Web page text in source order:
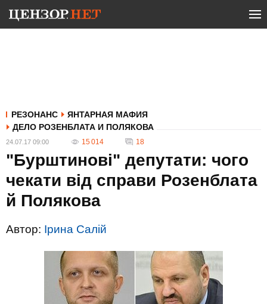
РЕЗОНАНС
ЯНТАРНАЯ МАФИЯ
ДЕЛО РОЗЕНБЛАТА И ПОЛЯКОВА
24.07.17 09:00 15 014 18
"Бурштинові" депутати: чого
чекати від справи Розенблата
й Полякова
Автор: Ірина Салій